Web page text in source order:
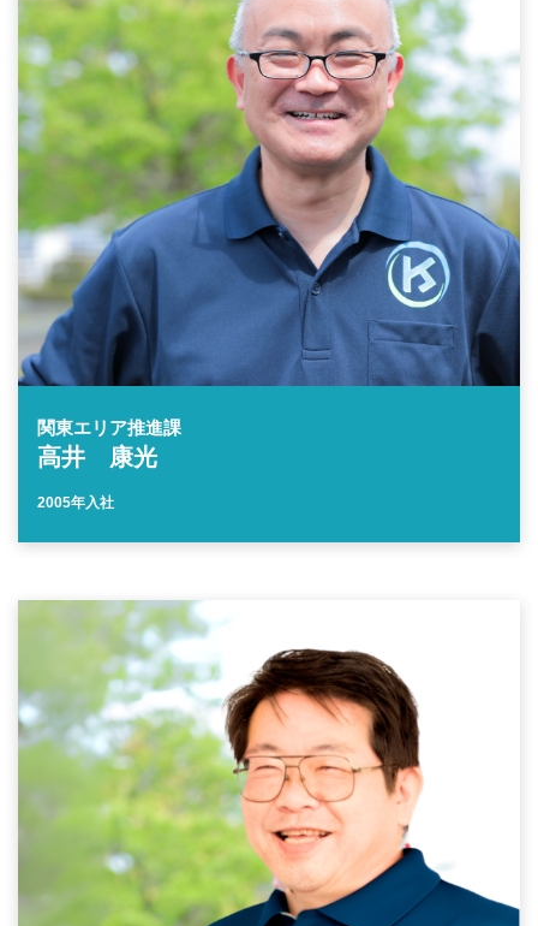
関東エリア推進課
高井 康光
2005年入社